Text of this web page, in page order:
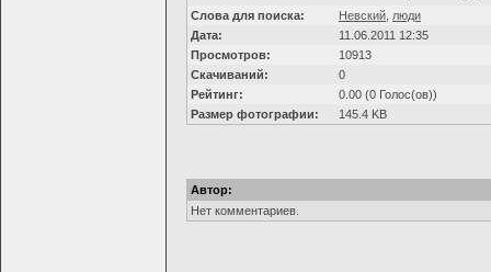
Слова для поиска: Невский люди
Дата:
11.06.2011 12:35
Просмотров:
10913
Скачиваний:
0
Рейтинг:
0.00 (0 Голос(ов))
Размер фотографии:
145.4 KB
Автор:
Нет комментариев.